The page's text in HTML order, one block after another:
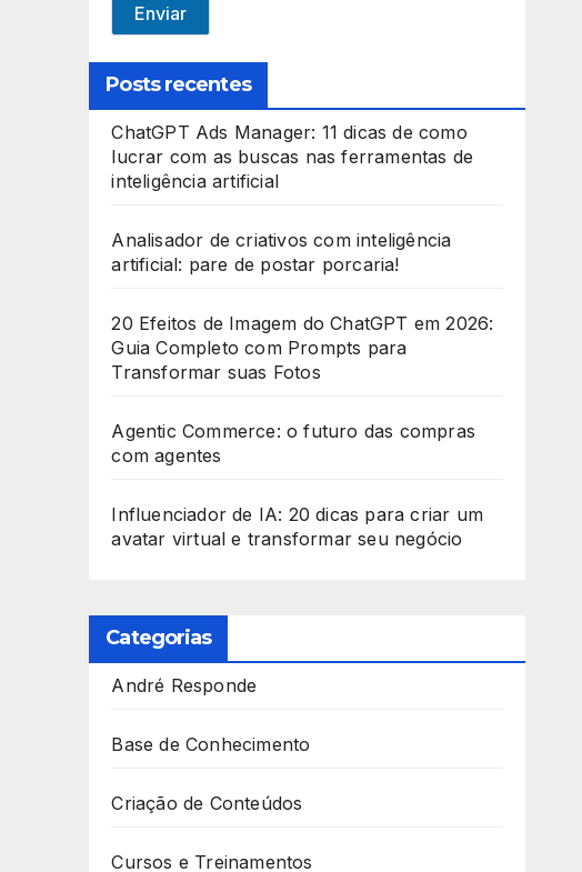
a
s
+
Enviar
Posts recentes
ChatGPT Ads Manager: 11 dicas de como
lucrar com as buscas nas ferramentas de
inteligência artificial
Analisador de criativos com inteligência
artificial: pare de postar porcaria!
20 Efeitos de Imagem do ChatGPT em 2026:
Guia Completo com Prompts para
Transformar suas Fotos
Agentic Commerce: o futuro das compras
com agentes
Influenciador de IA: 20 dicas para criar um
avatar virtual e transformar seu negócio
Categorias
André Responde
Base de Conhecimento
Criação de Conteúdos
Cursos e Treinamentos